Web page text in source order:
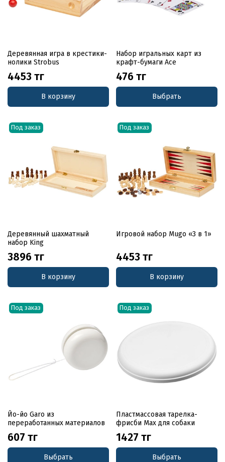
Деревянная игра в крестики-
нолики Strobus
4453 тг
В корзину
Набор игральных карт из
крафт-бумаги Ace
476 тг
Выбрать
Под заказ
Деревянный шахматный
набор King
3896 тг
В корзину
Под заказ
Игровой набор Mugo «3 в 1»
4453 тг
В корзину
Под заказ
Йо-йо Garo из
переработанных материалов
607 тг
Выбрать
Под заказ
Пластмассовая тарелка-
фрисби Max для собаки
1427 тг
Выбрать